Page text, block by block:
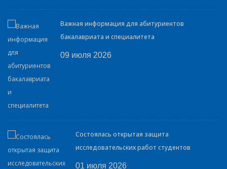
Важная информация для абитуриентов
бакалавриата и специалитета
09 июля 2026
Состоялась открытая защита
исследовательских работ студентов
01 июля 2026